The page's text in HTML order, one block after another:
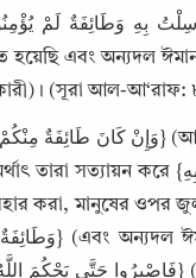
(সূরা আল-আ‘রাফ:
করা, মানুষের